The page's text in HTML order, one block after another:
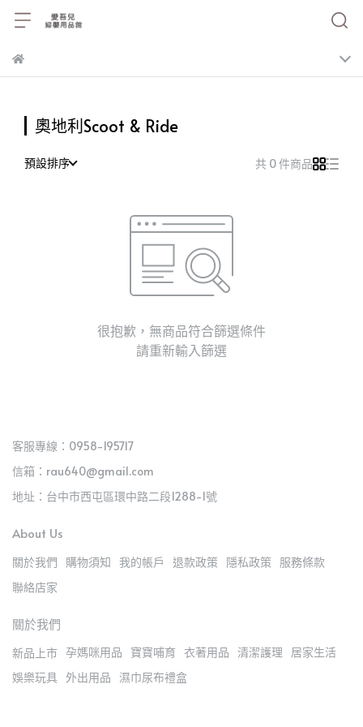
奧地利Scoot & Ride
預設排序 共 0 件商品
很抱歉，無商品符合篩選條件
請重新輸入篩選
客服專線：0958-195717
信箱：rau640@gmail.com
地址：台中市西屯區環中路二段1288-1號
About Us
關於我們 購物須知 我的帳戶 退款政策 隱私政策 服務條款
聯絡店家
關於我們
新品上市 孕媽咪用品 寶寶哺育 衣著用品 清潔護理
居家生活
娛樂玩具 外出用品 濕巾尿布禮盒